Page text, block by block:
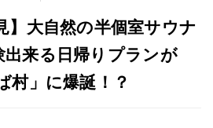
】大自然の半個室サウナ
出来る日帰りプランが
村」に爆誕！？